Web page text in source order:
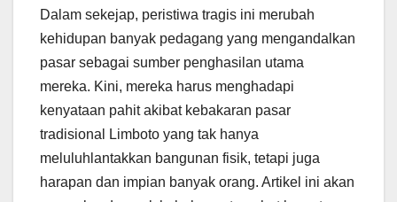
Dalam sekejap, peristiwa tragis ini merubah
kehidupan banyak pedagang yang mengandalkan
pasar sebagai sumber penghasilan utama
mereka. Kini, mereka harus menghadapi
kenyataan pahit akibat kebakaran pasar
tradisional Limboto yang tak hanya
meluluhlantakkan bangunan fisik, tetapi juga
harapan dan impian banyak orang. Artikel ini akan